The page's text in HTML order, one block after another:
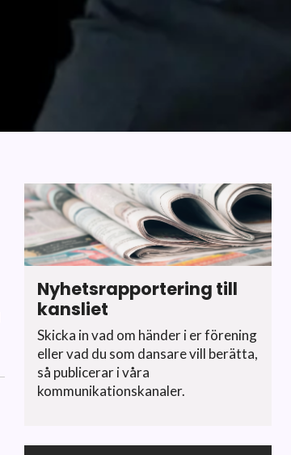
Nyhetsrapportering till
kansliet
Skicka in vad om händer i er förening
eller vad du som dansare vill berätta,
så publicerar i våra
kommunikationskanaler.